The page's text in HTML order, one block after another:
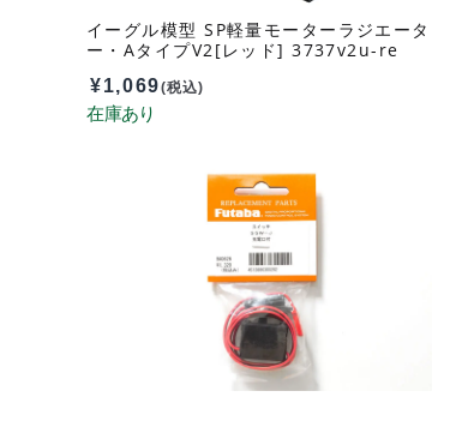
イーグル模型 SP軽量モーターラジエータ
ー・AタイプV2[レッド] 3737v2u-re
¥1,069(税込)